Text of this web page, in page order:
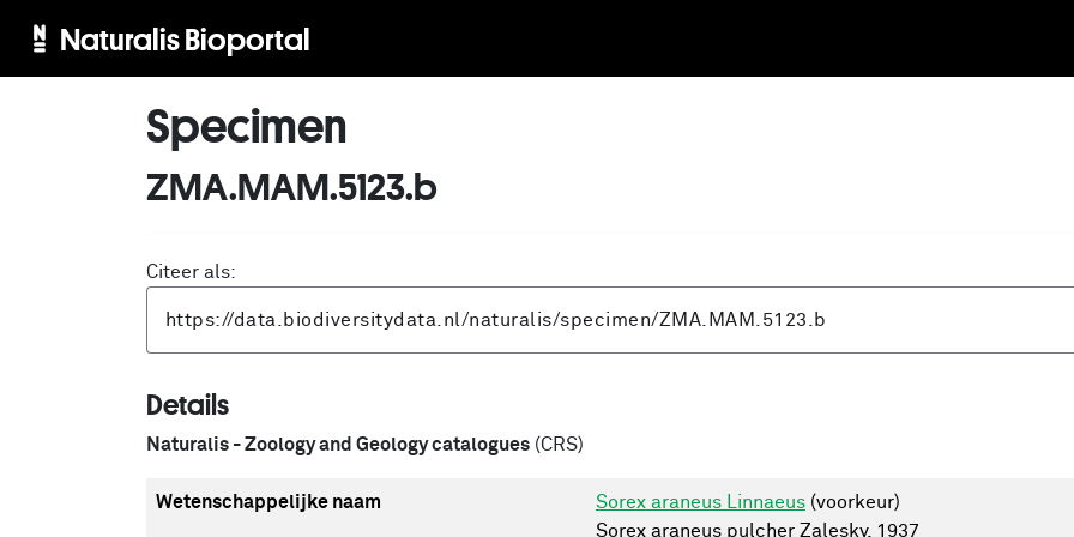
Naturalis Bioportal
Specimen
ZMA.MAM.5123.b
Citeer als:
Details
Naturalis - Zoology and Geology catalogues (CRS)
Wetenschappelijke naam Sorex araneus Linnaeus (voorkeur)
Sorex araneus pulcher Zalesky, 1937